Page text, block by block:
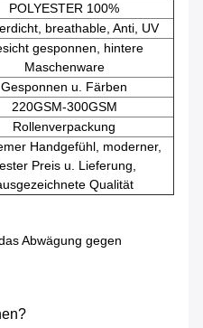
POLYESTER 100%
breathable, Anti, UV
gesponnen, hintere
Maschenware
Gesponnen u. Färben
220GSM-300GSM
Rollenverpackung
Handgefühl, moderner,
Preis u. Lieferung,
Qualität
Abwägung gegen